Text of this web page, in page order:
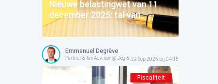
Nieuwe belastingwet van 11
december 2025: tal van
maatregelen die uw dagelijks
leven en koopkracht zullen
veranderen!
Emmanuel Degrève
Partner & Tax Advisor @ Deg & Partners29 Sep 2025 bij 04:15
Fiscaliteit